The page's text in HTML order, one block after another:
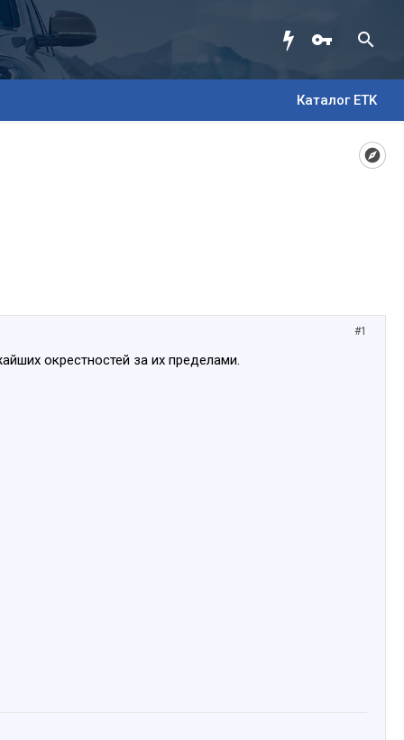
Каталог ETK
#1
окрестностей за их пределами.